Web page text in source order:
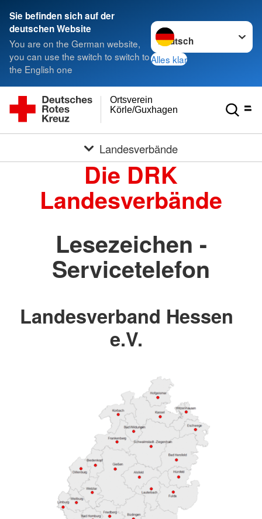
Sie befinden sich auf der
deutschen Website
You are on the German website,
you can use the switch to switch to
the English one
Sprache wechseln zu
Alles klar
Körle/Guxhagen
Ortsverein
Landesverbände
Die DRK
Landesverbände
Lesezeichen -
Servicetelefon
Landesverband Hessen
e.V.